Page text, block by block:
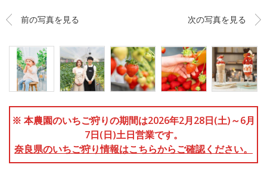
前の写真を見る 次の写真を見る
※ 本農園のいちご狩りの期間は2026年2月28日(土)～6月
7日(日)土日営業です。
奈良県のいちご狩り情報はこちらからご確認ください。